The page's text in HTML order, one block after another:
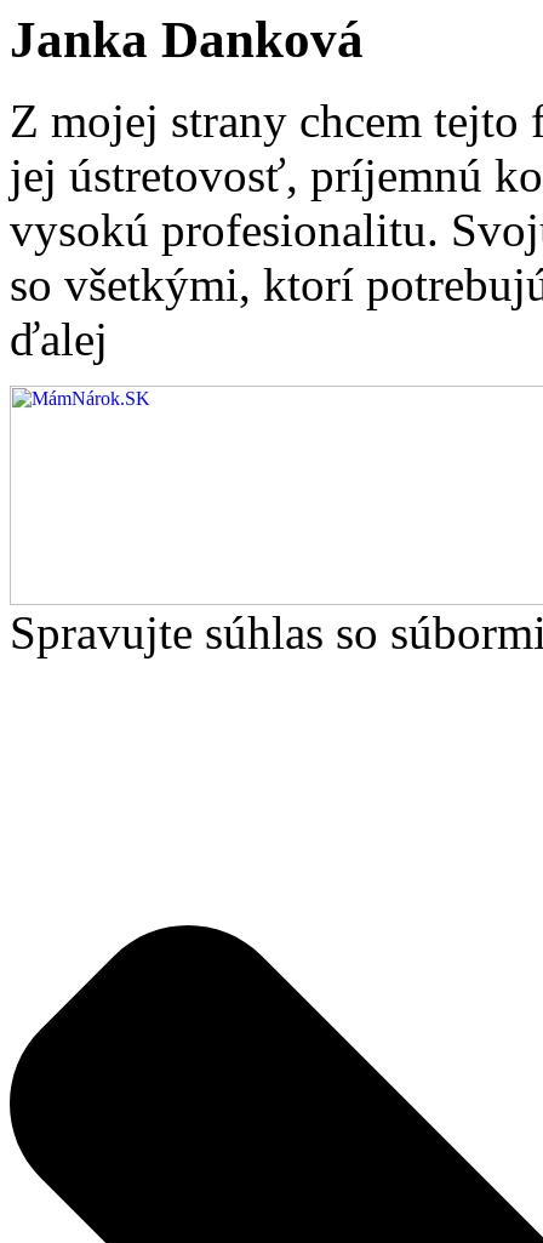
Janka Danková
Z mojej strany chcem
jej ústretovosť, príjemnú
vysokú profesionalitu.
so všetkými, ktorí
ďalej
Spravujte súhlas so